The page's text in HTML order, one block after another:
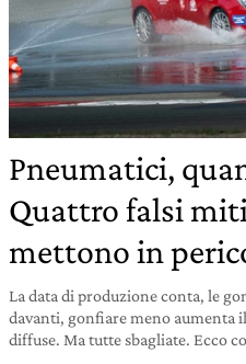
Pneumatici,
Quattro falsi
mettono in
La data di produzione conta, le
davanti, gonfiare meno aumenta
diffuse. Ma tutte sbagliate. Ecco